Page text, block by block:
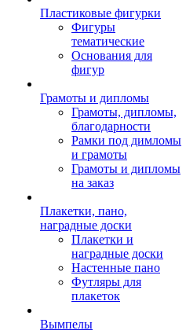
Пластиковые фигурки
Фигуры
тематические
Основания для
фигур
Грамоты и дипломы
Грамоты, дипломы,
благодарности
Рамки под димломы
и грамоты
Грамоты и дипломы
на заказ
Плакетки, пано,
наградные доски
Плакетки и
наградные доски
Настенные пано
Футляры для
плакеток
Вымпелы